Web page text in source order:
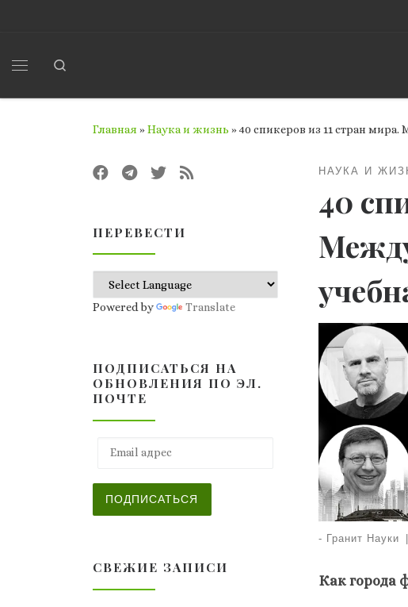
Главная »Наука и жизнь »40 спикеров из 11 стран
НАУКА И
40
- Гранит Науки
Как города
ПЕРЕВЕСТИ
Powered by Translate
ПОДПИСАТЬСЯ НА
ОБНОВЛЕНИЯ ПО ЭЛ.
ПОЧТЕ
ПОДПИСАТЬСЯ
СВЕЖИЕ ЗАПИСИ